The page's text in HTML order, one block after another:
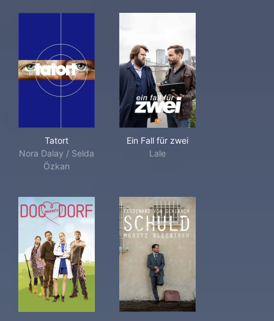
Tatort
Nora Dalay / Selda
Özkan
Ein Fall für zwei
Lale